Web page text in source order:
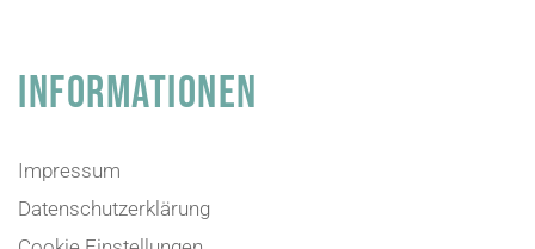
INFORMATIONEN
Impressum
Datenschutzerklärung